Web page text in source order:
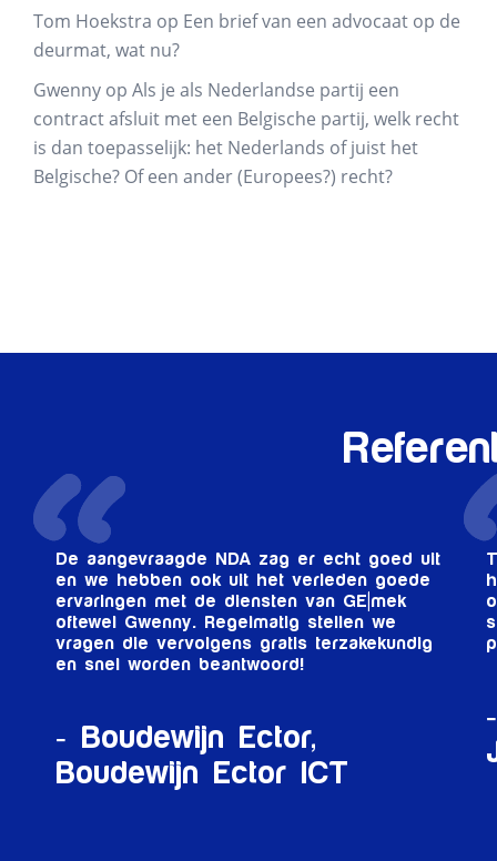
Tom Hoekstra op Een brief van een advocaat op de
deurmat, wat nu?
Gwenny op Als je als Nederlandse partij een
contract afsluit met een Belgische partij, welk recht
is dan toepasselijk: het Nederlands of juist het
Belgische? Of een ander (Europees?) recht?
goed uit
goede
Tot op heden ervaren wij Gwenny als
hardwerkende, kundige, loyale en
ondernemende jongedame die haar werk
serieus neemt. Bovendien is zij een zeer
prettig persoon om mee samen te
Brenda Suurland,
Juristen